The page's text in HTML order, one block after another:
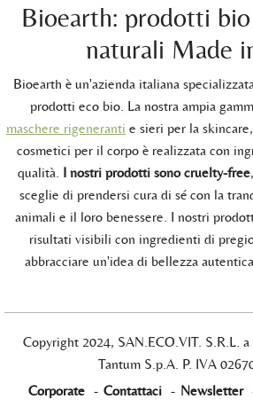
Bioearth: prodotti
naturali Made
Bioearth è un'azienda italiana
prodotti eco bio. La nostra ampia
maschere rigeneranti e sieri per la
cosmetici per il corpo è realizzata con
qualità. I nostri prodotti sono cruelty-free
sceglie di prendersi cura di sé con la
animali e il loro benessere. I nostri
risultati visibili con ingredienti di
abbracciare un'idea di bellezza
Copyright 2024, SAN.ECO.VIT. S.R.L.
Tantum S.p.A. P. IVA
Corporate - Contattaci - Newsletter